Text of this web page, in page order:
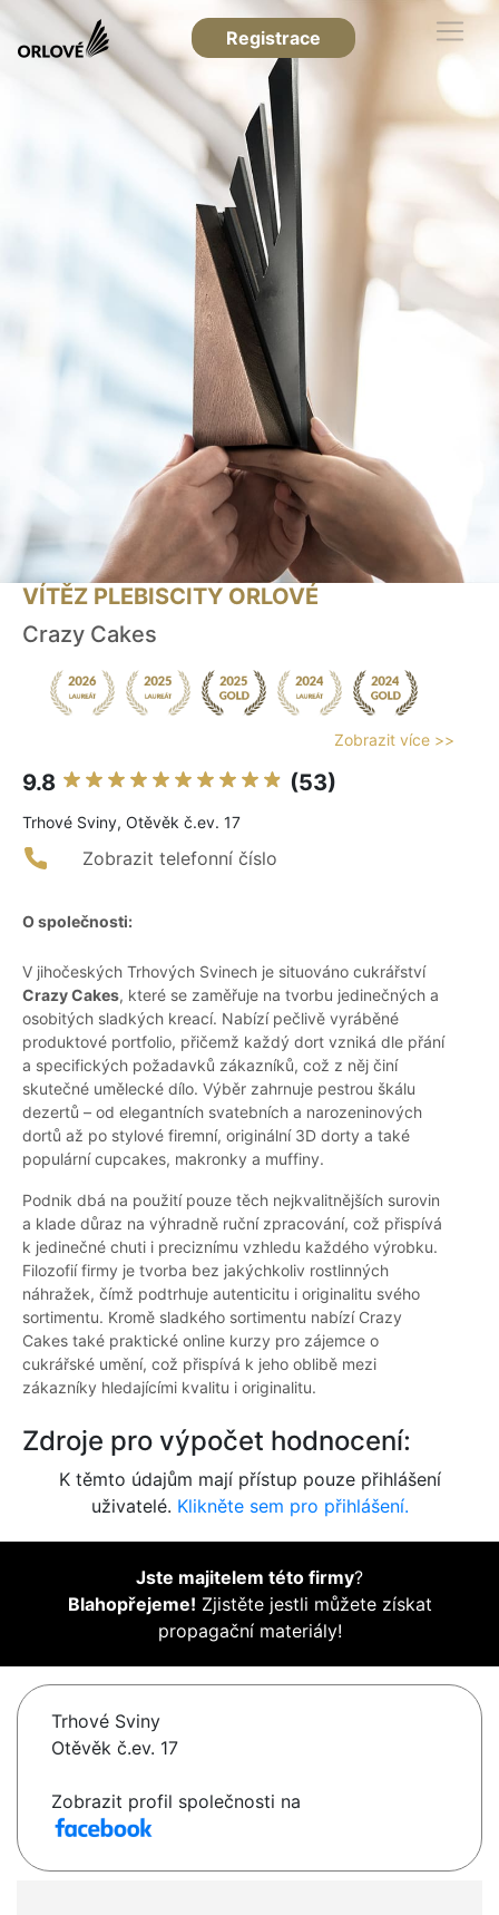
Registrace
VÍTĚZ PLEBISCITY ORLOVÉ
Crazy Cakes
Zobrazit více >>
9.8 (53)
Trhové Sviny, Otěvěk č.ev. 17
Zobrazit telefonní číslo
O společnosti:
V jihočeských Trhových Svinech je situováno cukrářství
Crazy Cakes, které se zaměřuje na tvorbu jedinečných a
osobitých sladkých kreací. Nabízí pečlivě vyráběné
produktové portfolio, přičemž každý dort vzniká dle přání
a specifických požadavků zákazníků, což z něj činí
skutečné umělecké dílo. Výběr zahrnuje pestrou škálu
dezertů – od elegantních svatebních a narozeninových
dortů až po stylové firemní, originální 3D dorty a také
populární cupcakes, makronky a muffiny.
Podnik dbá na použití pouze těch nejkvalitnějších surovin
a klade důraz na výhradně ruční zpracování, což přispívá
k jedinečné chuti i preciznímu vzhledu každého výrobku.
Filozofií firmy je tvorba bez jakýchkoliv rostlinných
náhražek, čímž podtrhuje autenticitu i originalitu svého
sortimentu. Kromě sladkého sortimentu nabízí Crazy
Cakes také praktické online kurzy pro zájemce o
cukrářské umění, což přispívá k jeho oblibě mezi
zákazníky hledajícími kvalitu i originalitu.
Zdroje pro výpočet hodnocení:
K těmto údajům mají přístup pouze přihlášení
uživatelé. Klikněte sem pro přihlášení.
Jste majitelem této firmy?
Blahopřejeme! Zjistěte jestli můžete získat
propagační materiály!
Trhové Sviny
Otěvěk č.ev. 17
Zobrazit profil společnosti na